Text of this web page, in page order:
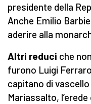
presidente della
Anche Emilio
aderire alla
Altri reduci che
furono Luigi
capitano di
Mariassalto,